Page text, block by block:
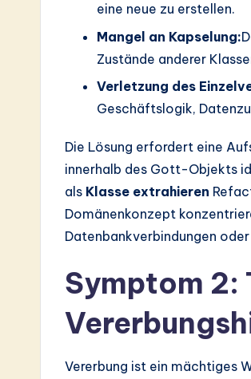
eine neue zu erstellen.
Mangel an Kapselung:
Zustände anderer
Verletzung des
Geschäftslogik,
Die Lösung erfordert eine
innerhalb des Gott-Objekts
als Klasse extrahieren
Domänenkonzept
Datenbankverbindungen
Symptom 2:
Vererbung ist ein mächtiges